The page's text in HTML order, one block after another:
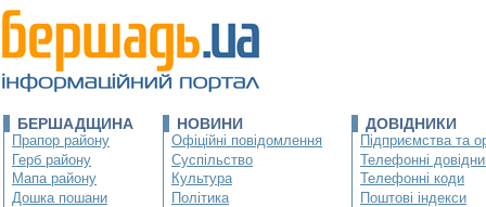
БЕРШАДЩИНА
Прапор району
Герб району
Мапа району
Дошка пошани
НОВИНИ
Офіційні повідомлення
Суспільство
Культура
Політика
ДОВІДНИКИ
Підприємства та
Телефонні
Телефонні коди
Поштові індекси